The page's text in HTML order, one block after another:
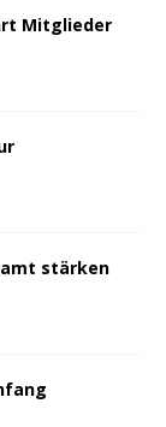
Mitglieder
stärken